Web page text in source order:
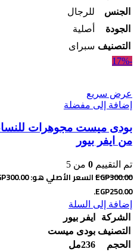
الجنس
للرجال
الجودة
أصلية
التصنيف سبراى
-17%
عرض سريع
إضافة إلى مفضلة
من ايفر بيور
تم التقييم 0 من 5
EGP300.00 السعر الأصلي هو: EGP300.00.
EGP250.00.
إضافة إلى السلة
الشركة
ايفر بيور
التصنيف بودى ميست
الحجم
236مل